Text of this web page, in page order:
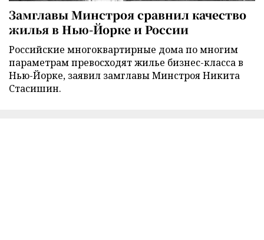
Замглавы Минстроя сравнил качество
жилья в Нью-Йорке и России
Российские многоквартирные дома по многим
параметрам превосходят жилье бизнес-класса в
Нью-Йорке, заявил замглавы Минстроя Никита
Стасишин.